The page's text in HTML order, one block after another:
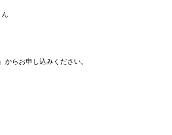
」からお申し込みください。